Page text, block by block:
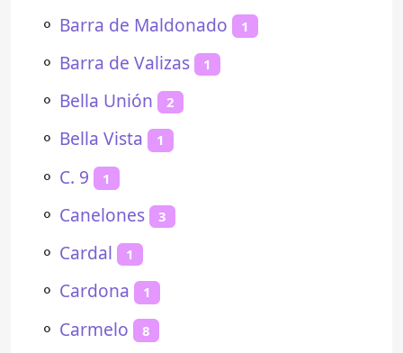
⚬ Barra de Maldonado 1
⚬ Barra de Valizas 1
⚬ Bella Unión 2
⚬ Bella Vista 1
⚬ C. 9 1
⚬ Canelones 3
⚬ Cardal 1
⚬ Cardona 1
⚬ Carmelo 8